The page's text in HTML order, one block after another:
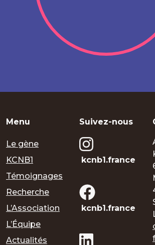
Menu
Le gène
KCNB1
Témoignages
Recherche
L’Association
L’Équipe
Actualités
Suivez-nous
kcnb1.france
kcnb1.france